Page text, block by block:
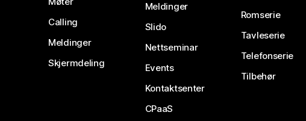
Calling
Meldinger
Skjermdeling
Meldinger
Slido
Nettseminar
Events
Kontaktsenter
CPaaS
Romserie
Tavleserie
Telefonserie
Tilbehør